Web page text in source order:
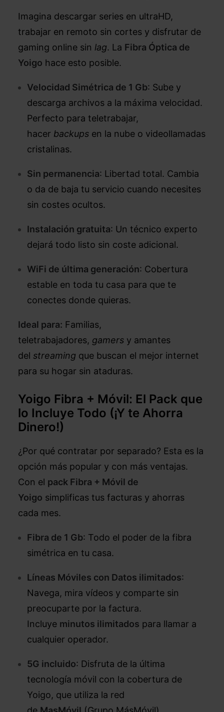
Imagina descargar series en ultraHD,
trabajar en remoto sin cortes y disfrutar de
gaming online sin lag. La Fibra Óptica de
Yoigo hace esto posible.
Velocidad Simétrica de 1 Gb: Sube y
descarga archivos a la máxima velocidad.
Perfecto para teletrabajar,
hacer backups en la nube o videollamadas
cristalinas.
Sin permanencia: Libertad total. Cambia
o da de baja tu servicio cuando necesites
sin costes ocultos.
Instalación gratuita: Un técnico experto
dejará todo listo sin coste adicional.
WiFi de última generación: Cobertura
estable en toda tu casa para que te
conectes donde quieras.
Ideal para: Familias,
teletrabajadores, gamers y amantes
del streaming que buscan el mejor internet
para su hogar sin ataduras.
Yoigo Fibra + Móvil: El Pack que
lo Incluye Todo (¡Y te Ahorra
Dinero!)
¿Por qué contratar por separado? Esta es la
opción más popular y con más ventajas.
Con el pack Fibra + Móvil de
Yoigo simplificas tus facturas y ahorras
cada mes.
Fibra de 1 Gb: Todo el poder de la fibra
simétrica en tu casa.
Líneas Móviles con Datos ilimitados:
Navega, mira vídeos y comparte sin
preocuparte por la factura.
Incluye minutos ilimitados para llamar a
cualquier operador.
5G incluido: Disfruta de la última
tecnología móvil con la cobertura de
Yoigo, que utiliza la red